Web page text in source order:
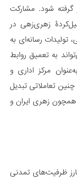
گرفته شود. مشارکت
زهری‌زهی در
رسانه‌ای به
به تعمیق روابط
مرکز اداری و
تعاملاتی تبدیل
زهری ایران و
ظرفیت‌های تمدنی